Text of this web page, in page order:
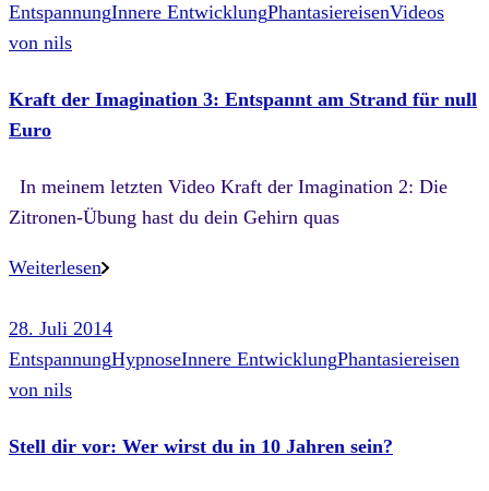
EntspannungInnere EntwicklungPhantasiereisenVideos
von nils
Kraft der Imagination 3: Entspannt am Strand für null
Euro
In meinem letzten Video Kraft der Imagination 2: Die
Zitronen-Übung hast du dein Gehirn quas
Weiterlesen
28. Juli 2014
EntspannungHypnoseInnere EntwicklungPhantasiereisen
von nils
Stell dir vor: Wer wirst du in 10 Jahren sein?